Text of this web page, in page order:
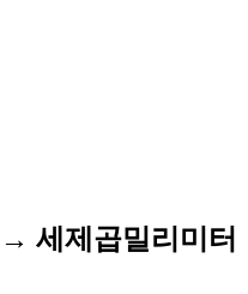
세제곱밀리미터